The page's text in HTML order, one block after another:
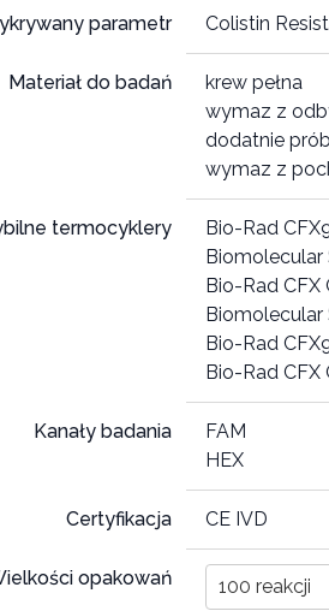
parametr Colistin
Materiał do badań
krew pełna
wymaz z
dodatnie
wymaz z
termocyklery
Bio-Rad
Biomolecular
Bio-Rad CFX
Biomolecular
Bio-Rad
Bio-Rad CFX
Kanały badania
FAM
HEX
Certyfikacja CE IVD
opakowań 100 reakcji